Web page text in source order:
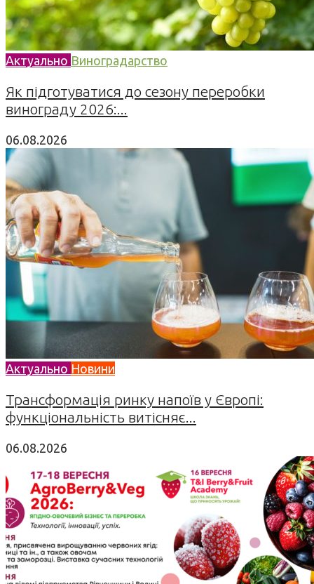
Актуально Виноградарство
Як підготуватися до сезону переробки
винограду 2026:...
06.08.2026
Актуально Новини
Трансформація ринку напоїв у Європі:
функціональність витісняє...
06.08.2026